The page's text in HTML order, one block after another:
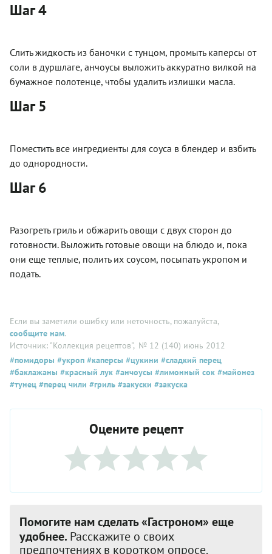
Шаг 4
Слить жидкость из баночки с тунцом, промыть каперсы от
соли в дуршлаге, анчоусы выложить аккуратно вилкой на
бумажное полотенце, чтобы удалить излишки масла.
Шаг 5
Поместить все ингредиенты для соуса в блендер и взбить
до однородности.
Шаг 6
Разогреть гриль и обжарить овощи с двух сторон до
готовности. Выложить готовые овощи на блюдо и, пока
они еще теплые, полить их соусом, посыпать укропом и
подать.
Если вы заметили ошибку или неточность, пожалуйста,
сообщите нам.
Источник: "Коллекция рецептов", № 12 (140) июнь 2012
#помидоры #укроп #каперсы #цукини #сладкий перец
#баклажаны #красный лук #анчоусы #лимонный сок #майонез
#тунец #перец чили #гриль #закуски #закуска
Оцените рецепт
Помогите нам сделать «Гастроном» еще
удобнее. Расскажите о своих
предпочтениях в коротком опросе.